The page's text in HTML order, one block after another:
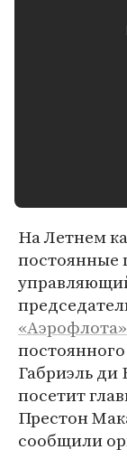
На Летнем
постоянные
«Аэрофлота»
Габриэль ди
посетит
Престон
сообщили